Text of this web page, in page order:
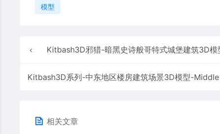
模型
Kitbash3D邪猎-暗黑史诗般哥特式城堡建筑3D模型 –
相关文章